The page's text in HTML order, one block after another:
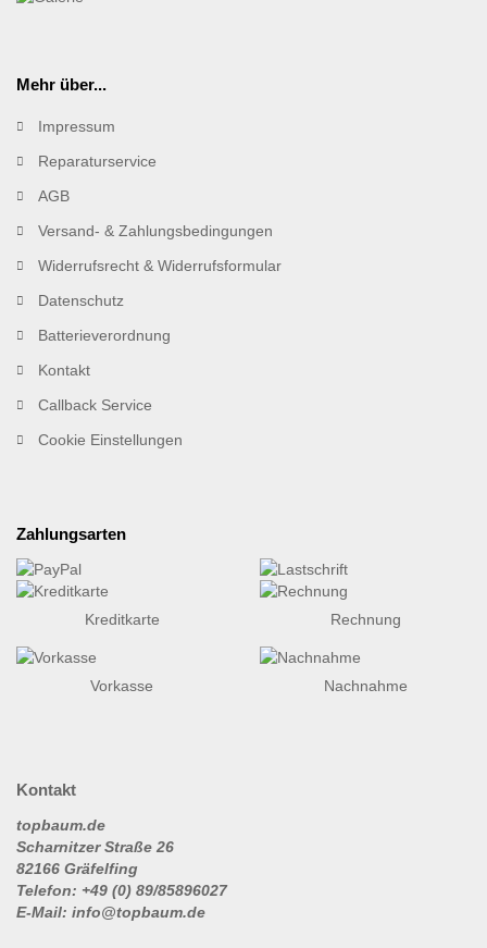
Mehr über...
Impressum
Reparaturservice
AGB
Versand- & Zahlungsbedingungen
Widerrufsrecht & Widerrufsformular
Datenschutz
Batterieverordnung
Kontakt
Callback Service
Cookie Einstellungen
Zahlungsarten
Kreditkarte Rechnung
Vorkasse Nachnahme
Kontakt
topbaum.de
Scharnitzer Straße 26
82166 Gräfelfing
Telefon: +49 (0) 89/85896027
E-Mail: info@topbaum.de